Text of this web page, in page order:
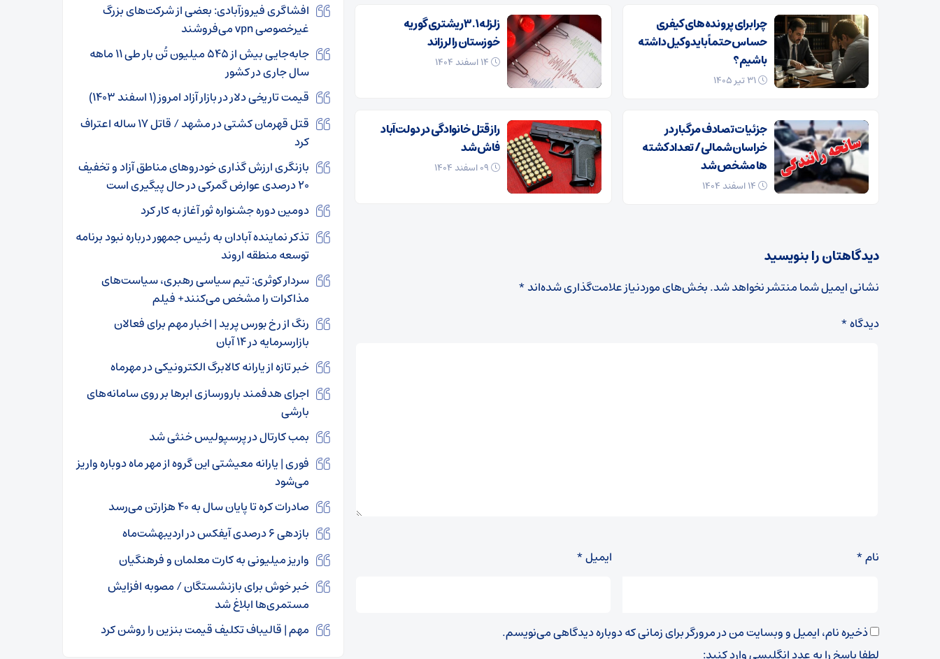
چرا برای پرونده‌های کیفری
حساس حتماً باید وکیل داشته
باشیم؟
زلزله ۳.۱ ریشتری گوریه
خوزستان را لرزاند
جزئیات تصادف مرگبار در
خراسان‌شمالی/ تعداد کشته
ها مشخص شد
راز قتل خانوادگی در دولت‌آباد
فاش شد
دیدگاهتان را بنویسید
نشانی ایمیل شما منتشر نخواهد شد.بخش‌های موردنیاز علامت‌گذاری شده‌اند*
دیدگاه*
نام* ایمیل*
ذخیره نام، ایمیل و وبسایت من در مرورگر برای زمانی که دوباره دیدگاهی می‌نویسم.
لطفا پاسخ را به عدد انگلیسی وارد کنید:
افشاگری فیروزآبادی: بعضی از شرکت‌های بزرگ
غیرخصوصی vpn می‌فروشند
جابه‌جایی بیش از ۵۴۵ میلیون تُن بار طی ۱۱ ماهه
سال جاری در کشور
قیمت تاریخی دلار در بازار آزاد امروز (۱ اسفند ۱۴۰۳)
قتل قهرمان کشتی در مشهد / قاتل ۱۷ ساله اعتراف
کرد
بازنگری ارزش‌ گذاری خودروهای مناطق آزاد و تخفیف
۲۰ درصدی عوارض گمرکی در حال پیگیری است
دومین دوره جشنواره ثور آغاز به‌ کار کرد
تذکر نماینده آبادان به رئیس جمهور درباره نبود برنامه
توسعه منطقه اروند
سردار کوثری: تیم سیاسی رهبری، سیاست‌های
مذاکرات را مشخص می‌کنند+ فیلم
رنگ از رخ بورس پرید | اخبار مهم برای فعالان
بازارسرمایه در ۱۴ آبان
خبر تازه از یارانه کالابرگ الکترونیکی در مهرماه
اجرای هدفمند بارورسازی ابرها بر روی سامانه‌های
بارشی
بمب کارتال در پرسپولیس خنثی شد
فوری | یارانه معیشتی این گروه از مهر ماه دوباره واریز
می‌شود
صادرات کره تا پایان سال به ۴۰ هزارتن می‌رسد
بازدهی ۶ درصدی آیفکس در اردیبهشت‌ماه
واریز میلیونی به کارت معلمان و فرهنگیان
خبر خوش برای بازنشستگان / مصوبه افزایش
مستمری‌ها ابلاغ شد
مهم | قالیباف تکلیف قیمت بنزین را روشن کرد